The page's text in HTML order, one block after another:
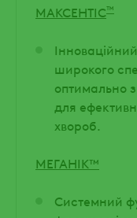
МАКСЕНТІС™
широкого
оптимально
для
хвороб.
МЕГАНІК™
Системний